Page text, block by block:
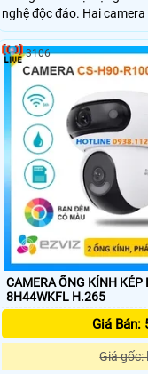
nghệ độc đáo. Hai camera
8H33WKFL hoạt động
các khu vực rộng lớn, và
đương với hệ thống nhiều
CAMERA ỐNG KÍNH KÉP
8H44WKFL H.265
Giá Bán:
Giá gốc:
3106